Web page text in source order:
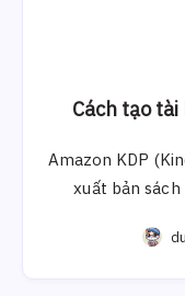
Cách tạo
Amazon KDP
xuất bản